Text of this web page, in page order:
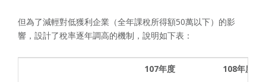
但為了減輕對低獲利企業（全年課稅所得額50萬以下）的影
響，設計了稅率逐年調高的機制，說明如下表：
107年度 108年度